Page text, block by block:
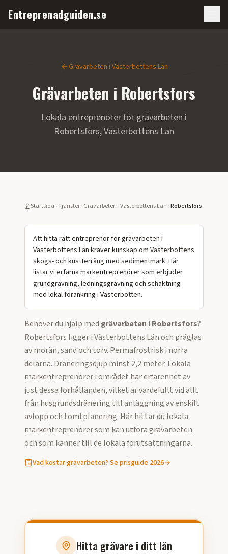
Entreprenadguiden.se
Grävarbeten i Västerbottens Län
Grävarbeten i Robertsfors
Lokala entreprenörer för grävarbeten i
Robertsfors,Västerbottens Län
Startsida ›Tjänster›Grävarbeten ›Västerbottens Län ›Robertsfors
Att hitta rätt entreprenör för grävarbeten i
Västerbottens Län kräver kunskap om Västerbottens
skogs- och kustterräng med sedimentmark. Här
listar vi erfarna markentreprenörer som erbjuder
grundgrävning, ledningsgrävning och schaktning
med lokal förankring i Västerbotten.
Behöver du hjälp med grävarbeten iRobertsfors?
Robertsfors ligger i Västerbottens Län och präglas
av morän, sand och torv. Permafrostrisk i norra
delarna. Dräneringsdjup minst 2,2 meter. Lokala
markentreprenörer i området har erfarenhet av
just dessa förhållanden, vilket är värdefullt vid allt
från husgrundsdränering till anläggning av enskilt
avlopp och tomtplanering. Här hittar du lokala
markentreprenörer som kan utföragrävarbeten
och som känner till de lokala förutsättningarna.
Vad kostargrävarbeten? Se prisguide 2026
Hitta grävare i ditt län